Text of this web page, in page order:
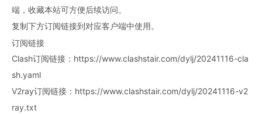
端，收藏本站可方便后续访问。
复制下方订阅链接到对应客户端中使用。
订阅链接
Clash订阅链接：https://www.clashstair.com/dylj/20241116-cla
sh.yaml
V2ray订阅链接：https://www.clashstair.com/dylj/20241116-v2
ray.txt